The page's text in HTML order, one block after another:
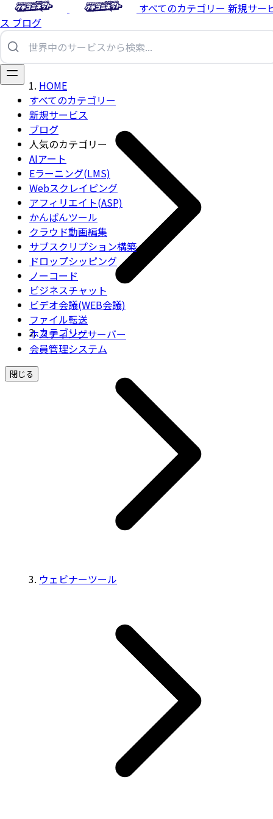
すべてのカテゴリー 新規サー
ス ブログ
すべてのカテゴリー
新規サービス
ブログ
人気のカテゴリー
AIアート
Eラーニング(LMS)
Webスクレイピング
アフィリエイト(ASP)
かんばんツール
クラウド動画編集
サブスクリプション構築
ドロップシッピング
ノーコード
ビジネスチャット
ビデオ会議(WEB会議)
ファイル転送
ホスティングサーバー
会員管理システム
閉じる
HOME
カテゴリー
ウェビナーツール